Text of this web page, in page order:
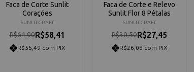
Faca de Corte Sunlit
Corações
SUNLIT CRAFT
R$64,90R$58,41
R$55,49 com PIX
Faca de Corte e Relevo
Sunlit Flor 8 Pétalas
SUNLIT CRAFT
R$30,50R$27,45
R$26,08 com PIX